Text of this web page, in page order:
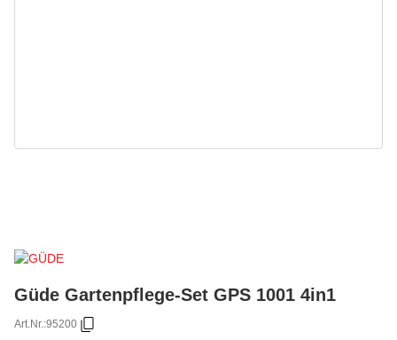
Güde Gartenpflege-Set GPS 1001 4in1
Art.Nr.:95200